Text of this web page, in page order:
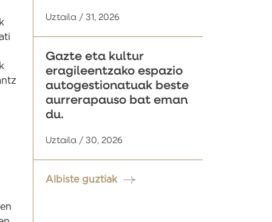
Uztaila / 31, 2026
Gazte eta kultur
eragileentzako espazio
autogestionatuak beste
aurrerapauso bat eman
du.
Uztaila / 30, 2026
Albiste guztiak